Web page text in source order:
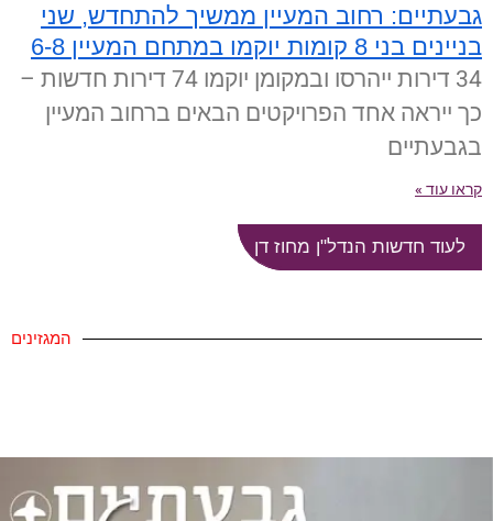
גבעתיים: רחוב המעיין ממשיך להתחדש, שני
בניינים בני 8 קומות יוקמו במתחם המעיין 6-8
34 דירות ייהרסו ובמקומן יוקמו 74 דירות חדשות –
כך ייראה אחד הפרויקטים הבאים ברחוב המעיין
בגבעתיים
קראו עוד »
לעוד חדשות הנדל"ן מחוז דן
המגזינים